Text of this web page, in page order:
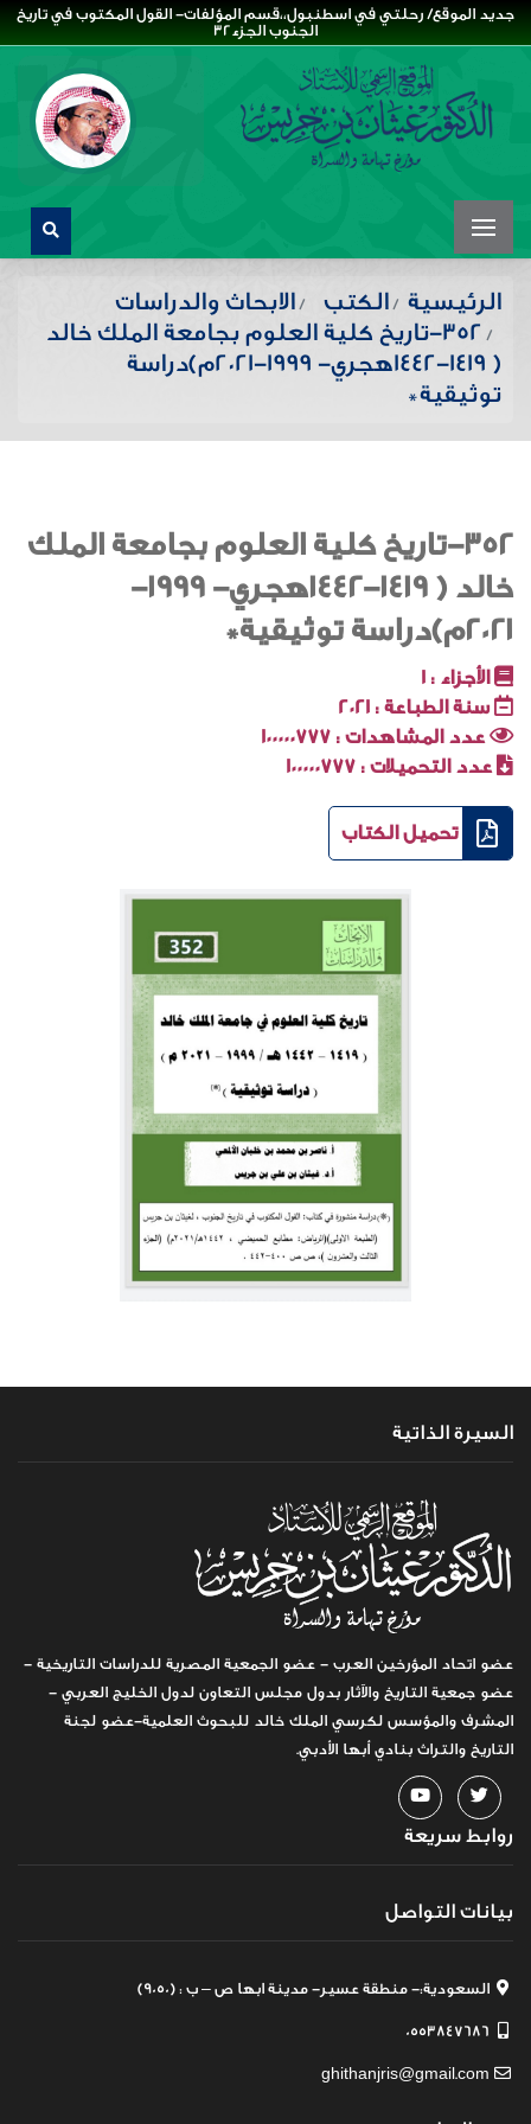
جديد الموقع/ رحلتي في اسطنبول،،قسم المؤلفات- القول المكتوب في تاريخ
الجنوب الجزء32
الرئيسية الكتب
الابحاث والدراسات
352-تاريخ كلية العلوم بجامعة الملك خالد
( 1419-1442هجري- 1999-2021م)دراسة
توثيقية*
352-تاريخ كلية العلوم بجامعة الملك
خالد ( 1419-1442هجري- 1999-
2021م)دراسة توثيقية*
الأجزاء : 1
سنة الطباعة : 2021
عدد المشاهدات : 100000777
عدد التحميلات : 100000777
تحميل الكتاب
السيرة الذاتية
عضو اتحاد المؤرخين العرب - عضو الجمعية المصرية للدراسات التاريخية -
عضو جمعية التاريخ والآثار بدول مجلس التعاون لدول الخليج العربي -
المشرف والمؤسس لكرسي الملك خالد للبحوث العلمية-عضو لجنة
التاريخ والتراث بنادي أبها الأدبي.
روابط سريعة
بيانات التواصل
السعودية:- منطقة عسير- مدينة ابها ص – ب : (9050)
0553847686
ghithanjris@gmail.com